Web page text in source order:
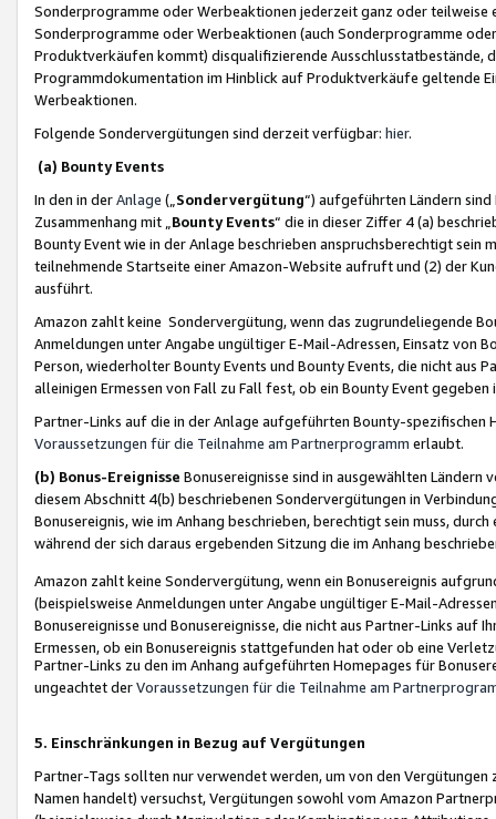
Sonderprogramme oder Werbeaktionen jederzeit ganz oder
Sonderprogramme oder Werbeaktionen (auch Sonderprogramme
Produktverkäufen kommt) disqualifizierende Ausschlusstatbestände,
Programmdokumentation im Hinblick auf Produktverkäufe geltende
Werbeaktionen.
Folgende Sondervergütungen sind derzeit verfügbar: hier.
(a) Bounty Events
In den in derAnlage („ Sondervergütung“) aufgeführten Ländern
Zusammenhang mit „ Bounty Events“ die in dieser Ziffer 4 (a)
Bounty Event wie in der Anlage beschrieben anspruchsberechtigt sein
teilnehmende Startseite einer Amazon-Website aufruft und (2) der
ausführt.
Amazon zahlt keine Sondervergütung, wenn das zugrundeliegende
Anmeldungen unter Angabe ungültiger E-Mail-Adressen, Einsatz von
Person, wiederholter Bounty Events und Bounty Events, die nicht
alleinigen Ermessen von Fall zu Fall fest, ob ein Bounty Event
Partner-Links auf die in der Anlage aufgeführten Bounty-spezifischen
Voraussetzungen für die Teilnahme am Partnerprogramm erlaubt.
(b) Bonus-Ereignisse Bonusereignisse sind in ausgewählten Ländern
diesem Abschnitt 4(b) beschriebenen Sondervergütungen in
Bonusereignis, wie im Anhang beschrieben, berechtigt sein muss,
während der sich daraus ergebenden Sitzung die im Anhang
Amazon zahlt keine Sondervergütung, wenn ein Bonusereignis
(beispielsweise Anmeldungen unter Angabe ungültiger E-Mail-
Bonusereignisse und Bonusereignisse, die nicht aus Partner-Links auf
Ermessen, ob ein Bonusereignis stattgefunden hat oder ob eine
Partner-Links zu den im Anhang aufgeführten Homepages für
ungeachtet derVoraussetzungen für die Teilnahme am
5. Einschränkungen in Bezug auf Vergütungen
Partner-Tags sollten nur verwendet werden, um von den
Namen handelt) versuchst, Vergütungen sowohl vom Amazon